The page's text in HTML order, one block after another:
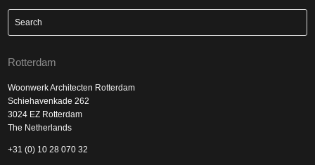
Rotterdam
Woonwerk Architecten Rotterdam
Schiehavenkade 262
3024 EZ Rotterdam
The Netherlands
+31 (0) 10 28 070 32